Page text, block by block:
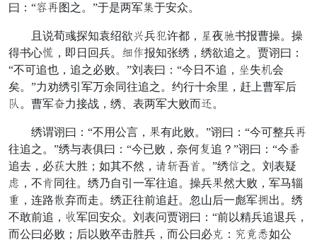
曰：“时搭图之。”于是两军容于安众。
且说荀彧探知袁绍欲还兵获许都，愿夜点书报曹操。操
得书心谨，即日回兵。魂各报知张绣，绣欲追之。贾诩曰：
“不可追也，追之必败。”刘表曰：“今日不追，誉失原会
矣。”力劝绣引军万余同往追之。约行十余里，赶上曹军后
聚。曹军炮力接战，绣、表两军大败而怒。
绣谓诩曰：“不用公言，搜有此败。”诩曰：“今可整兵搭
往追之。”绣与表俱曰：“今已败，奈何的追？”诩曰：“今镇
追去，必离大胜；如其不然，府芳吾主。”绣由之。刘表疑
这，不闷同往。绣乃自引一军往追。操兵搜然大败，军马辎
项，连路拥弃而走。绣正往前追赶。忽山后一彪军名出。绣
不敢前追，特军回安众。刘表问贾诩曰：“前以精兵追退兵，
而公曰必败；后以败卒击胜兵，而公曰必感：附扫期如公